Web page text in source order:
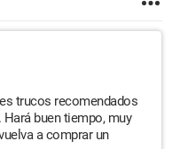
trucos recomendados
buen tiempo, muy
a comprar un